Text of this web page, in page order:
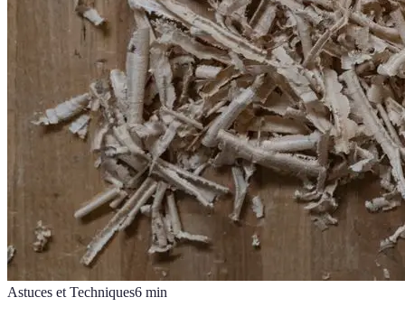
Astuces et Techniques6 min